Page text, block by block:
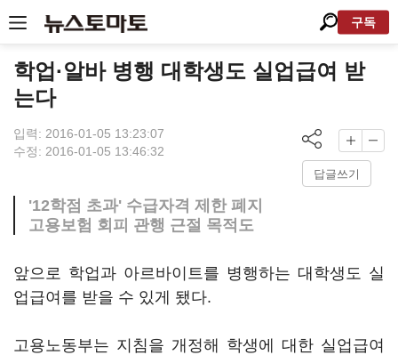
구독
학업·알바 병행 대학생도 실업급여 받
는다
입력: 2016-01-05 13:23:07
수정: 2016-01-05 13:46:32
답글쓰기
'12학점 초과' 수급자격 제한 폐지
고용보험 회피 관행 근절 목적도
앞으로 학업과 아르바이트를 병행하는 대학생도 실
업급여를 받을 수 있게 됐다.
고용노동부는 지침을 개정해 학생에 대한 실업급여